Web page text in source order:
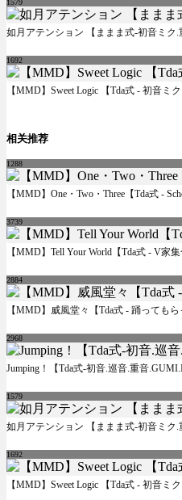
1579
如月アテンション 【ままま式-初音ミク.
1692
【MMD】Sweet Logic 【Tda式 - 初音ミク
相关推荐
1288
【MMD】One・Two・Three【Tda式 -
3739
【MMD】Tell Your World【Tda式 - V家
2884
【MMD】威風堂々【Tda式 - 踊ってもら
2968
Jumping！【Tda式-初音.巡音.重音
1579
如月アテンション 【ままま式-初音ミク.
1692
【MMD】Sweet Logic 【Tda式 - 初音ミク